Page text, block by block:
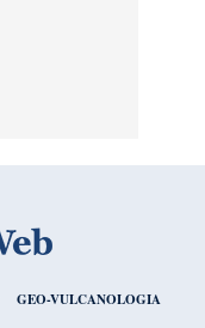
GEO-VULCANOLOGIA